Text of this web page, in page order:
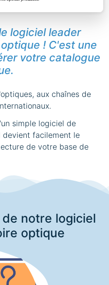
logiciel leader
! C'est une
votre catalogue
aux chaînes de
simple logiciel de
devient facilement le
de votre base de
notre logiciel
optique